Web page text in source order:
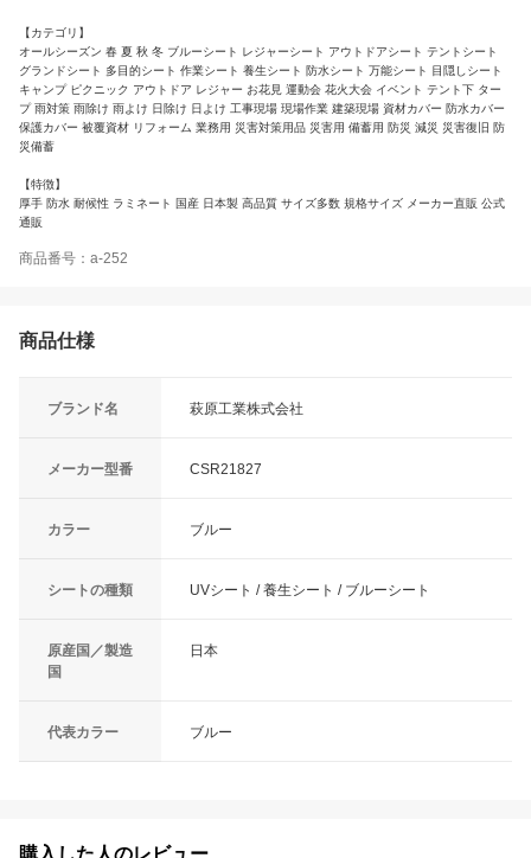
【カテゴリ】
オールシーズン 春 夏 秋 冬 ブルーシート レジャーシート アウトドアシート テントシート
グランドシート 多目的シート 作業シート 養生シート 防水シート 万能シート 目隠しシート
キャンプ ピクニック アウトドア レジャー お花見 運動会 花火大会 イベント テント下 ター
プ 雨対策 雨除け 雨よけ 日除け 日よけ 工事現場 現場作業 建築現場 資材カバー 防水カバー
保護カバー 被覆資材 リフォーム 業務用 災害対策用品 災害用 備蓄用 防災 減災 災害復旧 防
災備蓄
【特徴】
厚手 防水 耐候性 ラミネート 国産 日本製 高品質 サイズ多数 規格サイズ メーカー直販 公式
通販
商品番号：a-252
商品仕様
ブランド名 萩原工業株式会社
メーカー型番 CSR21827
カラー ブルー
シートの種類 UVシート / 養生シート / ブルーシート
原産国／製造
国
日本
代表カラー ブルー
購入した人のレビュー